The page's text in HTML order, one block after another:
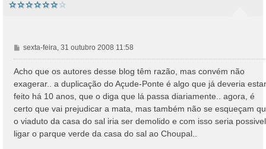
M
e
n
g
e
m
sexta-feira, 31 outubro 2008 11:58
Acho que os autores desse blog têm razão, mas convém não
exagerar.. a duplicação do Açude-Ponte é algo que já deveria estar
feito há 10 anos, que o diga que lá passa diariamente.. agora, é
certo que vai prejudicar a mata, mas também não se esqueçam
o viaduto da casa do sal iria ser demolido e com isso seria possivel
ligar o parque verde da casa do sal ao Choupal..